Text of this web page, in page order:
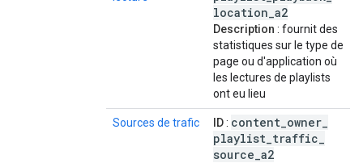
location a2
Description : fournit des
statistiques sur le type de
page ou d'application où
les lectures de playlists
ont eu lieu
Sources de trafic ID: content owner
playlist traffic
source a2